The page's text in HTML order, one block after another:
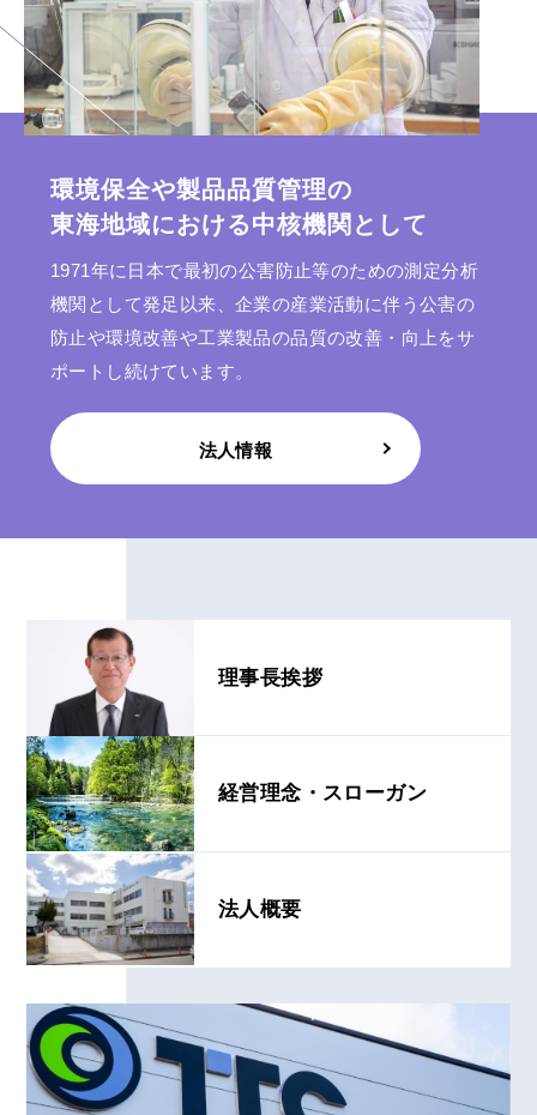
環境保全や製品品質管理の
東海地域における中核機関として
1971年に日本で最初の公害防止等のための測定分析
機関として発足以来、企業の産業活動に伴う公害の
防止や環境改善や工業製品の品質の改善・向上をサ
ポートし続けています。
法人情報
理事長挨拶
経営理念・スローガン
法人概要